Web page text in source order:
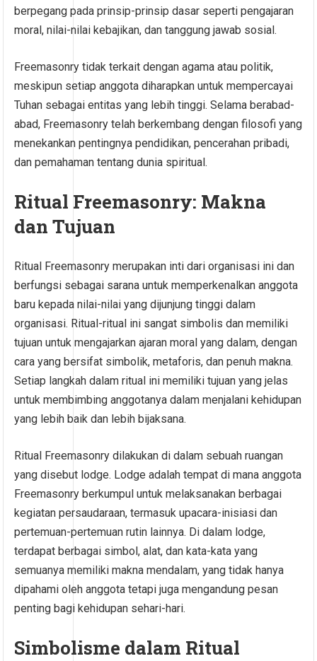
berpegang pada prinsip-prinsip dasar seperti pengajaran
moral, nilai-nilai kebajikan, dan tanggung jawab sosial.
Freemasonry tidak terkait dengan agama atau politik,
meskipun setiap anggota diharapkan untuk mempercayai
Tuhan sebagai entitas yang lebih tinggi. Selama berabad-
abad, Freemasonry telah berkembang dengan filosofi yang
menekankan pentingnya pendidikan, pencerahan pribadi,
dan pemahaman tentang dunia spiritual.
Ritual Freemasonry: Makna
dan Tujuan
Ritual Freemasonry merupakan inti dari organisasi ini dan
berfungsi sebagai sarana untuk memperkenalkan anggota
baru kepada nilai-nilai yang dijunjung tinggi dalam
organisasi. Ritual-ritual ini sangat simbolis dan memiliki
tujuan untuk mengajarkan ajaran moral yang dalam, dengan
cara yang bersifat simbolik, metaforis, dan penuh makna.
Setiap langkah dalam ritual ini memiliki tujuan yang jelas
untuk membimbing anggotanya dalam menjalani kehidupan
yang lebih baik dan lebih bijaksana.
Ritual Freemasonry dilakukan di dalam sebuah ruangan
yang disebut lodge. Lodge adalah tempat di mana anggota
Freemasonry berkumpul untuk melaksanakan berbagai
kegiatan persaudaraan, termasuk upacara-inisiasi dan
pertemuan-pertemuan rutin lainnya. Di dalam lodge,
terdapat berbagai simbol, alat, dan kata-kata yang
semuanya memiliki makna mendalam, yang tidak hanya
dipahami oleh anggota tetapi juga mengandung pesan
penting bagi kehidupan sehari-hari.
Simbolisme dalam Ritual